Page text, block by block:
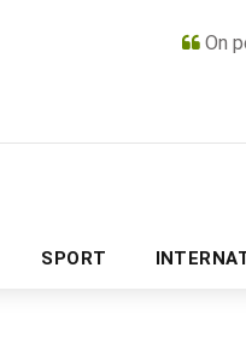
On
SPORTPUBLICITÉ